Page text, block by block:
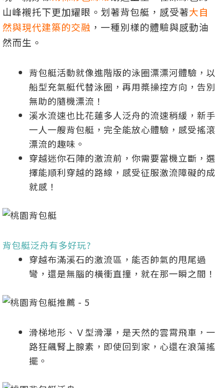
山峰襯托下更加耀眼。划著背包艇，感受著大自
然與現代建築的交融 ，一種別樣的體驗與感動油
然而生。
背包艇活動就像進階版的泳圈漂漂河體驗，以
船型充氣艇代替泳圈，再用槳操控方向，告別
無助的隨機漂流！
溪水流速也比花蓮多人泛舟的流速稍緩，新手
一人一艘背包艇，完全能放心體驗，感受搖滾
漂流的趣味。
穿越迷你石陣的激流前，你需要當機立斷，選
擇能順利穿越的路線，感受征服激流障礙的成
就感！
背包艇泛舟有多好玩?
穿越布滿溪石的激流區，能否帥氣的甩尾過
彎，還是無腦的橫衝直撞，就在那一瞬之間！
滑梯地形、Ｖ型滑瀑，是天然的雲霄飛車，一
路狂飆腎上腺素，即使回到家，心還在浪蕩搖
擺。